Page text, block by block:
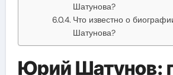
Шатунова?
Что известно о
Шатунова?
Юрий Шатунов: